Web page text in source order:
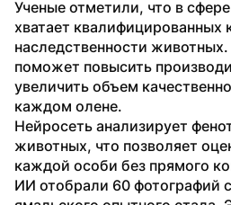
Ученые отметили, что в
хватает квалифицированных
наследственности
поможет повысить
увеличить объем
каждом олене.
Нейросеть анализирует
животных, что позволяет
каждой особи без прямого
ИИ отобрали 60 фотографий